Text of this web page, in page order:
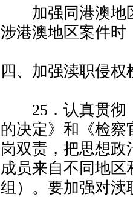
加强同港澳地区
涉港澳地区案件时
四、加强渎职侵权
25．认真贯彻《
的决定》和《检察
岗双责，把思想
成员来自不同地
组）。要加强对渎